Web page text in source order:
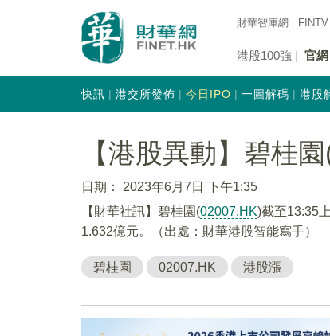
財華智庫網 FINTV
港股100強 官網
快訊 港交所發佈 今日IPO 一圖解碼 港股
【港股異動】碧桂
日期：
2023年6月7日 下午1:35
【財華社訊】碧桂園(02007.HK)截至13:35
1.632億元。（出處：財華港股智能寫手）
碧桂園 02007.HK 港股漲